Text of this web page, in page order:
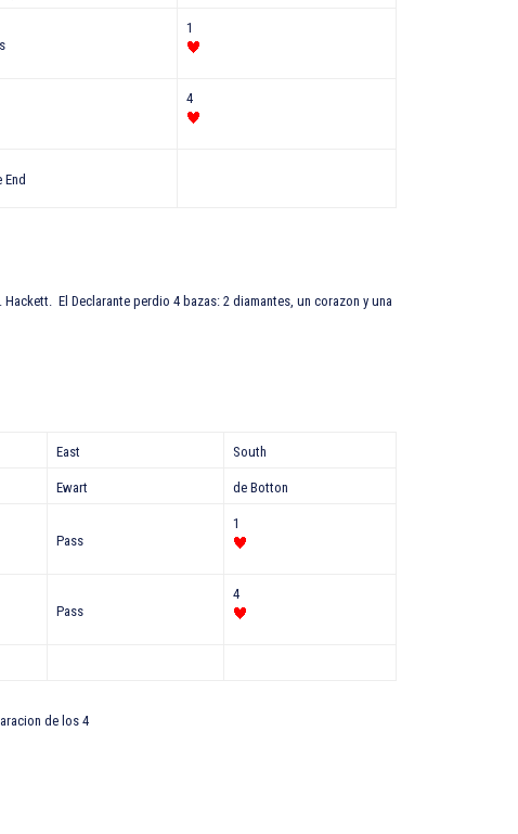
1
4
End
El Declarante perdio 4 bazas: 2 diamantes, un corazon y una
East South
Ewart de Botton
Pass
1
Pass
4
de los 4